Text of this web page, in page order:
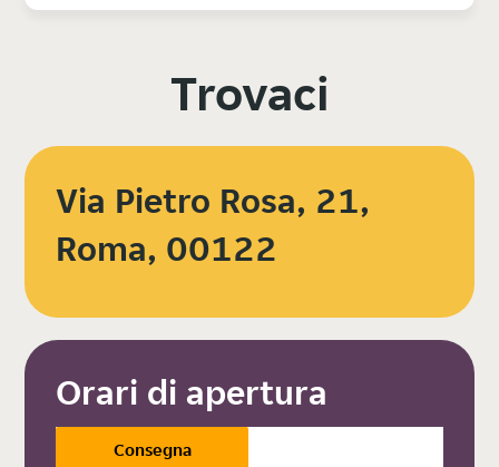
Trovaci
Via Pietro Rosa, 21,
Roma, 00122
Orari di apertura
Consegna